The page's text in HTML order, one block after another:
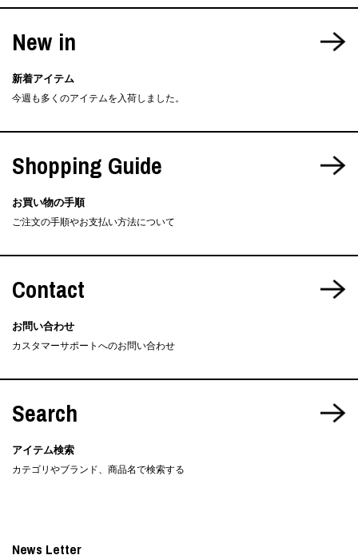
New in
新着アイテム
今週も多くのアイテムを入荷しました。
Shopping Guide
お買い物の手順
ご注文の手順やお支払い方法について
Contact
お問い合わせ
カスタマーサポートへのお問い合わせ
Search
アイテム検索
カテゴリやブランド、商品名で検索する
News Letter